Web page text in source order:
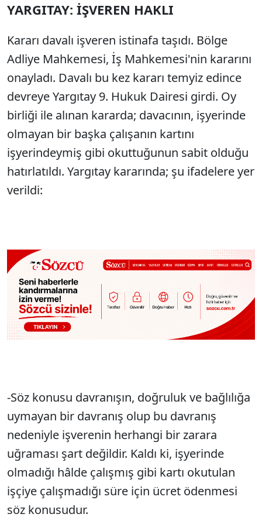
YARGITAY: İŞVEREN HAKLI
Kararı davalı işveren istinafa taşıdı. Bölge
Adliye Mahkemesi, İş Mahkemesi'nin kararını
onayladı. Davalı bu kez kararı temyiz edince
devreye Yargıtay 9. Hukuk Dairesi girdi. Oy
birliği ile alınan kararda; davacının, işyerinde
olmayan bir başka çalışanın kartını
işyerindeymiş gibi okuttuğunun sabit olduğu
hatırlatıldı. Yargıtay kararında; şu ifadelere yer
verildi:
-Söz konusu davranışın, doğruluk ve bağlılığa
uymayan bir davranış olup bu davranış
nedeniyle işverenin herhangi bir zarara
uğraması şart değildir. Kaldı ki, işyerinde
olmadığı hâlde çalışmış gibi kartı okutulan
işçiye çalışmadığı süre için ücret ödenmesi
söz konusudur.